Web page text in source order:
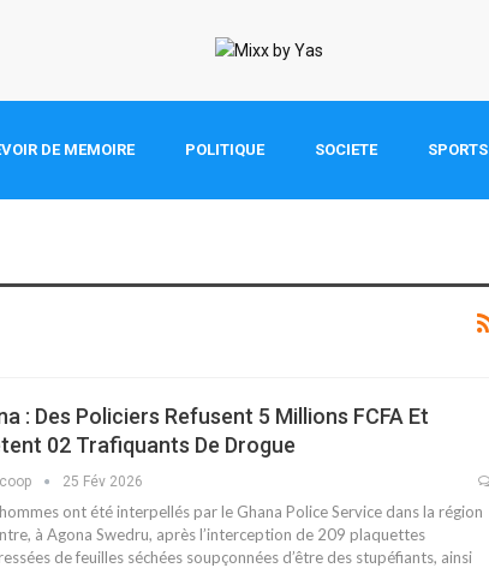
DE MEMOIRE POLITIQUE SOCIETE SPORTS
: Des Policiers Refusent 5 Millions FCFA Et
02 Trafiquants De Drogue
25 Fév 2026
ont été interpellés par le Ghana Police Service dans la région
à Agona Swedru, après l’interception de 209 plaquettes
de feuilles séchées soupçonnées d’être des stupéfiants, ainsi